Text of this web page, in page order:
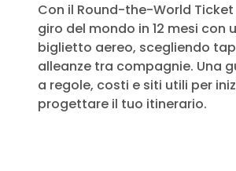
Con il Round-the-World
giro del mondo in 12 mesi con
biglietto aereo, scegliendo
alleanze tra compagnie. Una
a regole, costi e siti utili per
progettare il tuo itinerario.